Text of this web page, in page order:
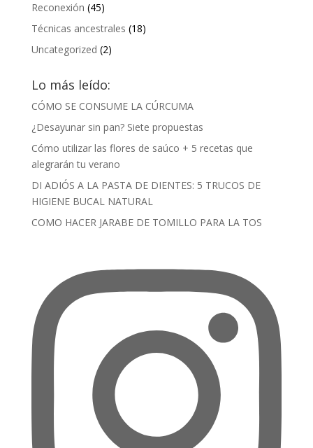
Reconexión (45)
Técnicas ancestrales (18)
Uncategorized (2)
Lo más leído:
CÓMO SE CONSUME LA CÚRCUMA
¿Desayunar sin pan? Siete propuestas
Cómo utilizar las flores de saúco + 5 recetas que
alegrarán tu verano
DI ADIÓS A LA PASTA DE DIENTES: 5 TRUCOS DE
HIGIENE BUCAL NATURAL
COMO HACER JARABE DE TOMILLO PARA LA TOS